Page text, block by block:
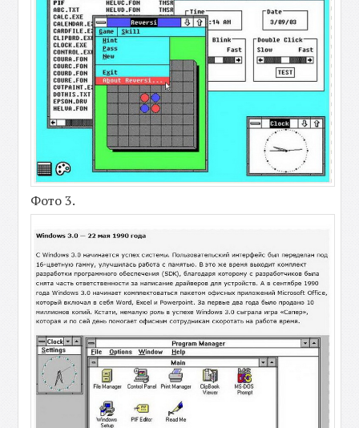
Фото 3.